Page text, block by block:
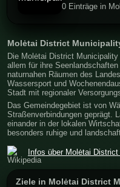
0 Einträge in
Molėtai District
Die Molėtai District
allem für ihre
naturnahen Räumen des
Wassersport und
Stadt mit regionaler
Das Gemeindegebiet ist von
Straßenverbindungen geprägt.
einander in der lokalen
besonders ruhige und
Infos über Molėtai
Ziele in Molėtai District